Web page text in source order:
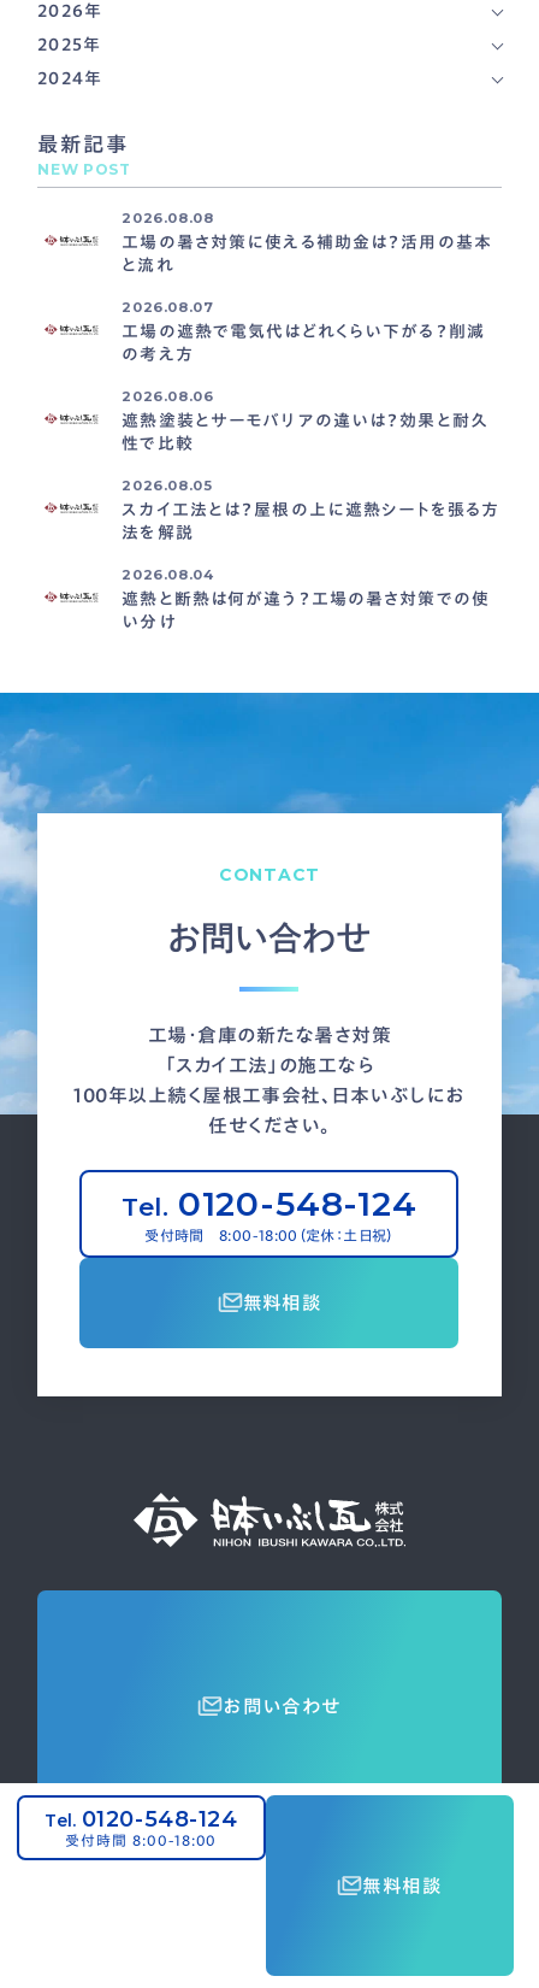
Tel. 0120-548-124
受付時間 8:00-18:00
無料相談
2026年
2025年
2024年
最新記事
NEW POST
2026.08.08
工場の暑さ対策に使える補助金は？活用の基本
と流れ
2026.08.07
工場の遮熱で電気代はどれくらい下がる？削減
の考え方
2026.08.06
遮熱塗装とサーモバリアの違いは？効果と耐久
性で比較
2026.08.05
スカイ工法とは？屋根の上に遮熱シートを張る方
法を解説
2026.08.04
遮熱と断熱は何が違う？工場の暑さ対策での使
い分け
CONTACT
お問い合わせ
工場・倉庫の新たな暑さ対策
「スカイ工法」の施工なら
100年以上続く屋根工事会社、日本いぶしにお
任せください。
Tel. 0120-548-124
受付時間 8:00-18:00（定休：土日祝）
無料相談
お問い合わせ